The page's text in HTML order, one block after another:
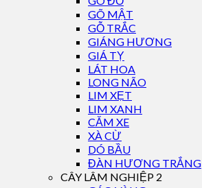
GÕ MẬT
GỖ TRẮC
GIÁNG HƯƠNG
GIÁ TỴ
LÁT HOA
LONG NÃO
LIM XẸT
LIM XANH
CĂM XE
XÀ CỪ
DÓ BẦU
ĐÀN HƯƠNG TRẮNG
CÂY LÂM NGHIỆP 2